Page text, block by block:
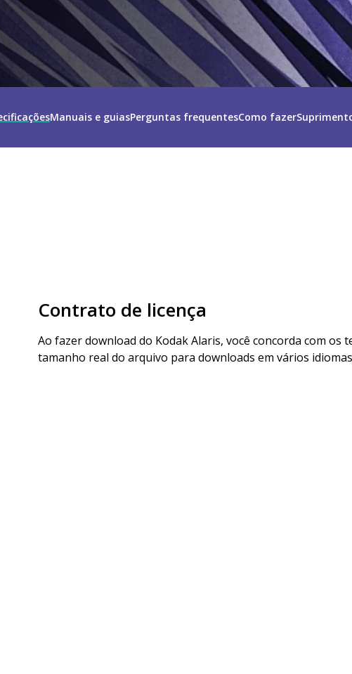
Manuais e guiasPerguntas frequentesComo fazer
Contrato de licença
Ao fazer download do Kodak Alaris, você concorda com os
tamanho real do arquivo para downloads em vários